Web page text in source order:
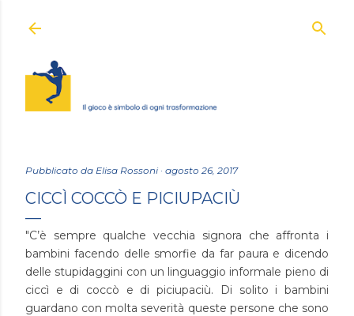
Pubblicato da Elisa Rossoni agosto 26, 2017
CICCÌ COCCÒ E PICIUPACIÙ
"C’è sempre qualche vecchia signora che affronta i
bambini facendo delle smorfie da far paura e dicendo
delle stupidaggini con un linguaggio informale pieno di
ciccì e di coccò e di piciupaciù. Di solito i bambini
guardano con molta severità queste persone che sono